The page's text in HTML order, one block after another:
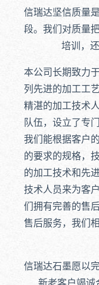
信瑞达坚信质量
段。我们对质量
培训，
本公司长期致力
列先进的加工工
精湛的加工技术
队伍，设立了专
我们能根据客户
的要求的规格，
的加工技术和先
技术人员来为客
们拥有完善的售
售后服务，我们
信瑞达石墨愿以